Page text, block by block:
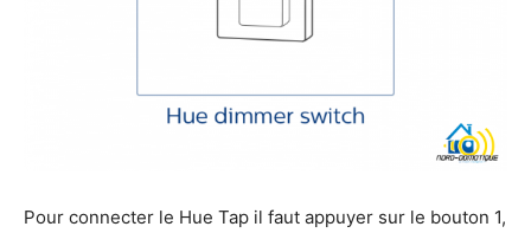
Pour connecter le Hue Tap il faut appuyer sur le bouton 1,